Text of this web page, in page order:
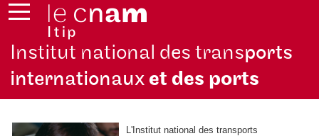
Institut national des transports
internationauxet des ports
L'Institut national des transports